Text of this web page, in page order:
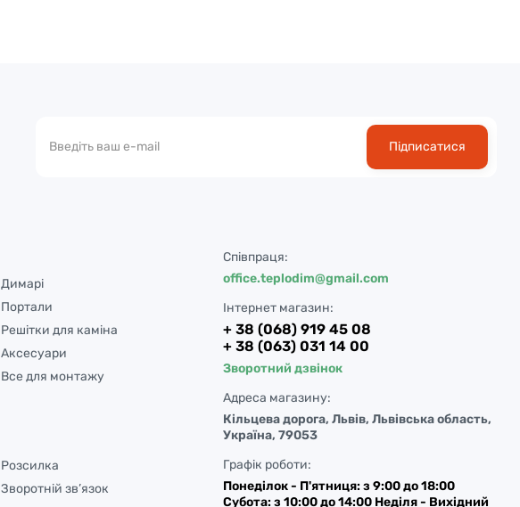
Підписатися
Димарі
Портали
Решітки для каміна
Аксесуари
Все для монтажу
Розсилка
Зворотній зв’язок
Співпраця:
office.teplodim@gmail.com
Інтернет магазин:
+ 38 (068) 919 45 08
+ 38 (063) 031 14 00
Зворотний дзвінок
Адреса магазину:
Кільцева дорога, Львів, Львівська область,
Україна, 79053
Графік роботи:
Понеділок - П'ятниця: з 9:00 до 18:00
Субота: з 10:00 до 14:00 Неділя - Вихідний